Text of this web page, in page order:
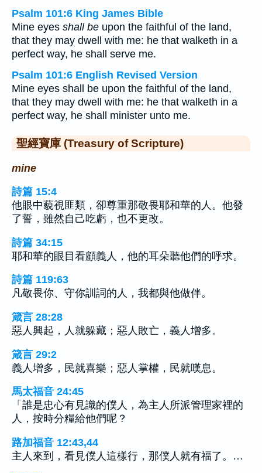
Psalm 101:6 King James Bible
Mine eyes shall be upon the faithful of the land,
that they may dwell with me: he that walketh in a
perfect way, he shall serve me.
Psalm 101:6 English Revised Version
Mine eyes shall be upon the faithful of the land,
that they may dwell with me: he that walketh in a
perfect way, he shall minister unto me.
聖經寶庫 (Treasury of Scripture)
mine
詩篇 15:4
他眼中藐視匪類，卻尊重那敬畏耶和華的人。他發
了誓，雖然自己吃虧，也不更改。
詩篇 34:15
耶和華的眼目看顧義人，他的耳朵聽他們的呼求。
詩篇 119:63
凡敬畏你、守你訓詞的人，我都與他做伴。
箴言 28:28
惡人興起，人就躲藏；惡人敗亡，義人增多。
箴言 29:2
義人增多，民就喜樂；惡人掌權，民就嘆息。
馬太福音 24:45
「誰是忠心有見識的僕人，為主人所派管理家裡的
人，按時分糧給他們呢？
路加福音 12:43,44
主人來到，看見僕人這樣行，那僕人就有福了。…